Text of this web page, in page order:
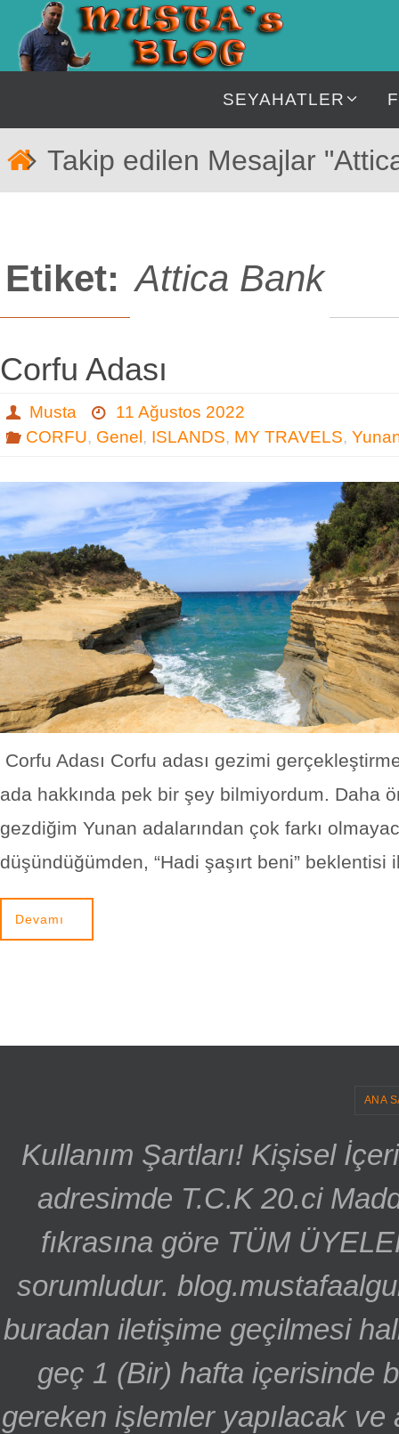
İçeriğe
geç
SEYAHATLER
Takip edilen Mesajlar
Etiket: Attica Bank
Corfu Adası
Musta
11 Ağustos 2022
CORFU, Genel , ISLANDS, MY TRAVELS,
Corfu Adası Corfu adası gezimi
ada hakkında pek bir şey bilmiyordum. Daha
gezdiğim Yunan adalarından çok farkı
düşündüğümden, “Hadi şaşırt beni”
Devamı
ANA
Kullanım Şartları! Kişisel
adresimde T.C.K 20.ci
fıkrasına göre TÜM
sorumludur.
buradan iletişime geçilmesi
geç 1 (Bir) hafta içerisinde
gereken işlemler yapılacak ve